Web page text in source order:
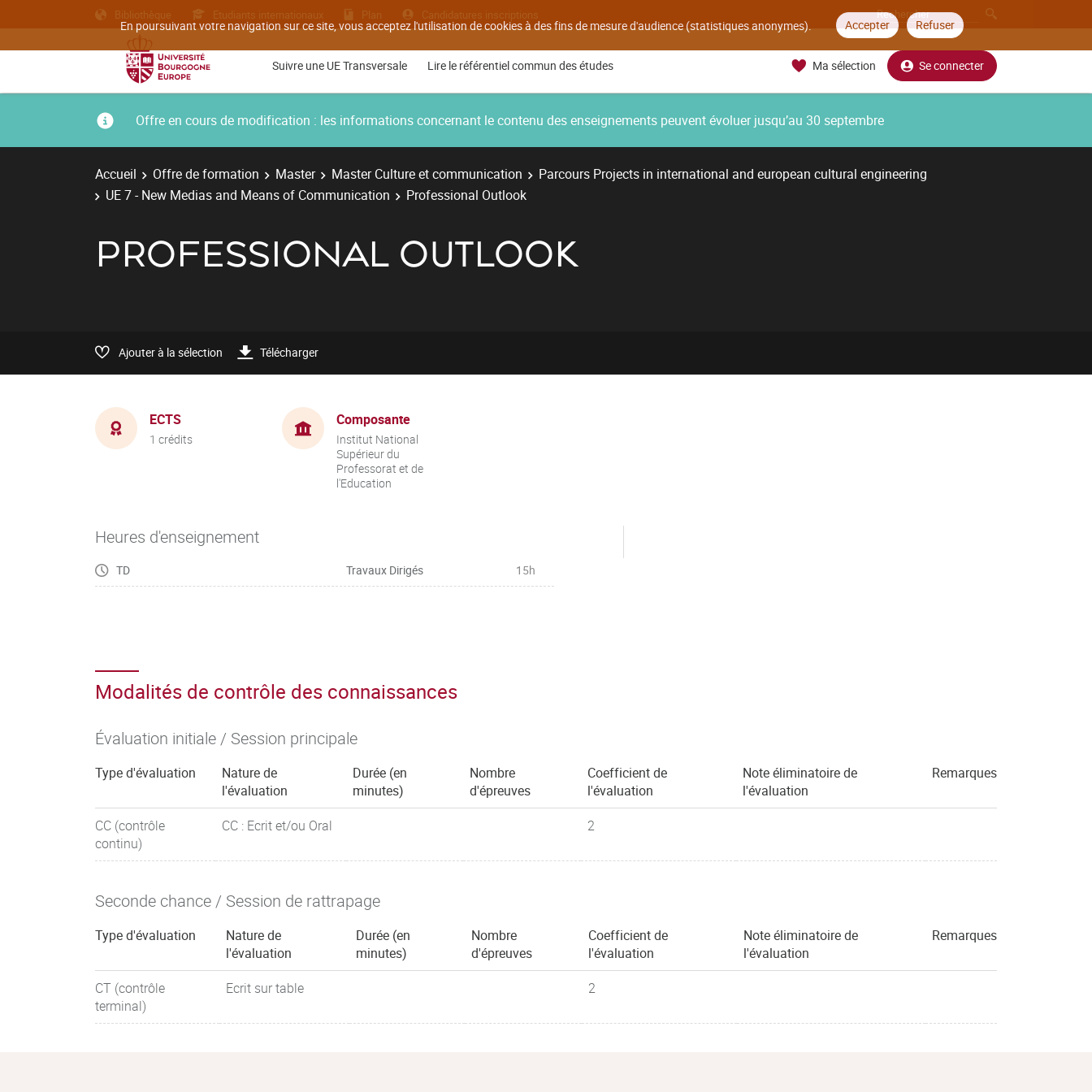
En poursuivant votre navigation sur ce site, vous acceptez l'utilisation de cookies à des fins de mesure d'audience (statistiques anonymes). Accepter Refuser
Bibliothèque Etudiants internationaux Plan Candidatures inscriptions
Suivre une UE Transversale Lire le référentiel commun des études Ma sélection Se connecter
Offre en cours de modification : les informations concernant le contenu des enseignements peuvent évoluer jusqu’au 30 septembre
Accueil Offre de formation Master Master Culture et communication
Parcours Projects in international and european cultural engineering
UE 7 - New Medias and Means of Communication
Professional Outlook
PROFESSIONAL OUTLOOK
Ajouter à la sélection Télécharger
ECTS
1 crédits
Composante
Institut National
Supérieur du
Professorat et de
l'Education
Heures d'enseignement
TD Travaux Dirigés 15h
Modalités de contrôle des connaissances
Évaluation initiale / Session principale
Type d'évaluation
Nature de
l'évaluation
Durée (en
minutes)
Nombre
d'épreuves
Coefficient de
l'évaluation
Note éliminatoire de
l'évaluation
Remarques
CC (contrôle
continu)
CC : Ecrit et/ou Oral 2
Seconde chance / Session de rattrapage
Type d'évaluation
Nature de
l'évaluation
Durée (en
minutes)
Nombre
d'épreuves
Coefficient de
l'évaluation
Note éliminatoire de
l'évaluation
Remarques
CT (contrôle
terminal)
Ecrit sur table 2